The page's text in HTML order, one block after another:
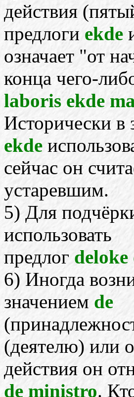
действия
предлоги ekde
означает "от
конца чего-
laboris ekde
Исторически в
ekde
сейчас он
устаревшим.
5) Для
использовать
предлог deloke
6) Иногда
значением de
(деятелю) или
действия он
de ministro.